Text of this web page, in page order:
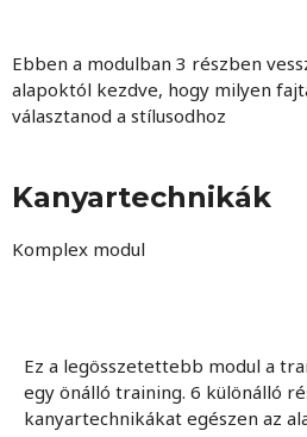
Ebben a modulban 3 részben
alapoktól kezdve, hogy milyen
választanod a stílusodhoz
Kanyartechnikák
Komplex modul
Ez a legösszetettebb modul a
egy önálló training. 6 különálló
kanyartechnikákat egészen az